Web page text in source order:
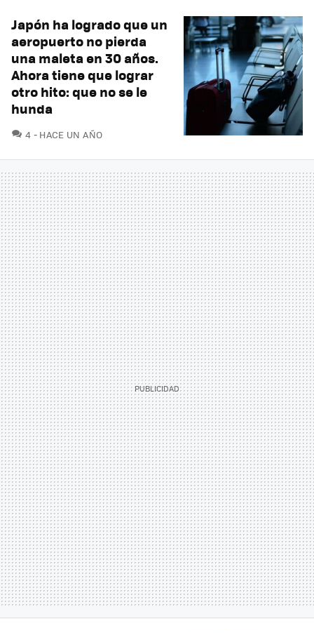
Japón ha logrado que un
aeropuerto no pierda
una maleta en 30 años.
Ahora tiene que lograr
otro hito: que no se le
hunda
4 COMENTARIOS
HACE UN AÑO